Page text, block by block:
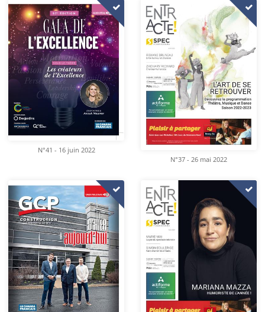
N°41 - 16 juin 2022
N°37 - 26 mai 2022